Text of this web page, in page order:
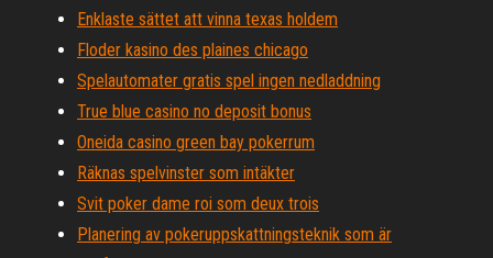
Enklaste sättet att vinna texas holdem
Floder kasino des plaines chicago
Spelautomater gratis spel ingen nedladdning
True blue casino no deposit bonus
Oneida casino green bay pokerrum
Räknas spelvinster som intäkter
Svit poker dame roi som deux trois
Planering av pokeruppskattningsteknik som är